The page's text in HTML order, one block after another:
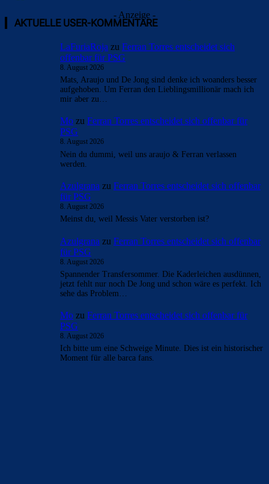
- Anzeige -
AKTUELLE USER-KOMMENTARE
LaFuriaRoja zu Ferran Torres entscheidet sich
offenbar für PSG
8. August 2026
Mats, Araujo und De Jong sind denke ich woanders besser
aufgehoben. Um Ferran den Lieblingsmillionär mach ich
mir aber zu…
Mo zu Ferran Torres entscheidet sich offenbar für
PSG
8. August 2026
Nein du dummi, weil uns araujo & Ferran verlassen
werden.
Azulgrana zu Ferran Torres entscheidet sich offenbar
für PSG
8. August 2026
Meinst du, weil Messis Vater verstorben ist?
Azulgrana zu Ferran Torres entscheidet sich offenbar
für PSG
8. August 2026
Spannender Transfersommer. Die Kaderleichen ausdünnen,
jetzt fehlt nur noch De Jong und schon wäre es perfekt. Ich
sehe das Problem…
Mo zu Ferran Torres entscheidet sich offenbar für
PSG
8. August 2026
Ich bitte um eine Schweige Minute. Dies ist ein historischer
Moment für alle barca fans.